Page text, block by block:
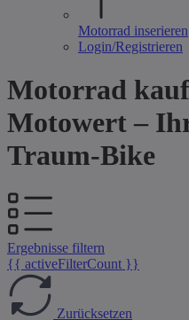
Motorrad inserieren
Login/Registrieren
Motorrad
Motowert –
Traum-Bike
Ergebnisse filtern
{{ activeFilterCount }}
Zurücksetzen